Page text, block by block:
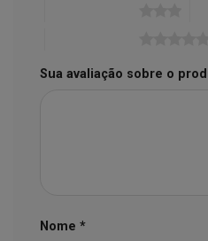
Sua avaliação sobre o
Nome *